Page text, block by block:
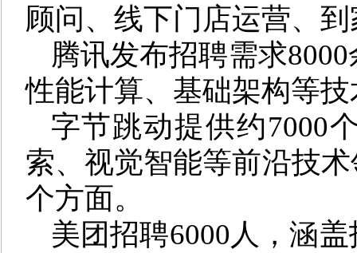
顾问、线下门店运营、
腾讯发布招聘需求
性能计算、基础架构等
字节跳动提供约7000
索、视觉智能等前沿技
个方面。
美团招聘6000人，涵